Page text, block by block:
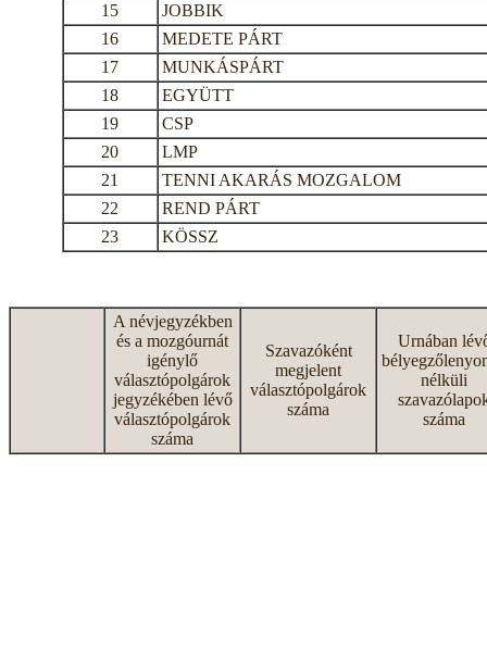
15
JOBBIK
16
MEDETE PÁRT
17
MUNKÁSPÁRT
18
EGYÜTT
19
CSP
20
LMP
21
TENNI AKARÁS MOZGALOM
22
REND PÁRT
23
KÖSSZ
A névjegyzékben
és a mozgóurnát
igénylő
választópolgárok
jegyzékében lévő
választópolgárok
száma
Szavazóként
megjelent
választópolgárok
száma
Urnában
nélküli
száma